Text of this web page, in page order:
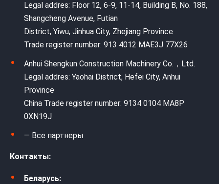
Legal addres: Floor 12, 6-9, 11-14, Building B, No. 188,
Shangcheng Avenue, Futian
District, Yiwu, Jinhua City, Zhejiang Province
Trade register number: 913 4012 MAE3J 77X26
Anhui Shengkun Construction Machinery Co.，Ltd.
Legal addres: Yaohai District, Hefei City, Anhui
Province
China Trade register number: 9134 0104 MA8P
0XN19J
— Все партнеры
Контакты:
Беларусь: